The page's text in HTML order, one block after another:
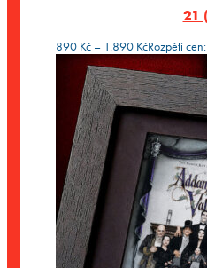
21
890 Kč – 1.890 KčRozpětí